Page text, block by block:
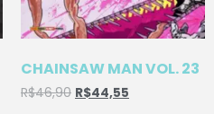
CHAINSAW MAN VOL. 23
R$46,90 R$44,55